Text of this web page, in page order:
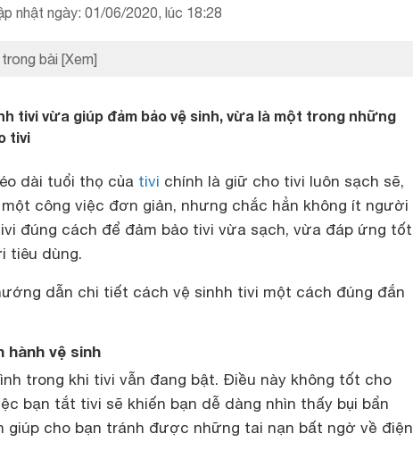
nhật ngày: 01/06/2020, lúc 18:28
bài [Xem]
tivi vừa giúp đảm bảo vệ sinh, vừa là một trong những
tivi
dài tuổi thọ của tivi chính là giữ cho tivi luôn sạch sẽ,
một công việc đơn giản, nhưng chắc hẳn không ít người
đúng cách để đảm bảo tivi vừa sạch, vừa đáp ứng tốt
tiêu dùng.
dẫn chi tiết cách vệ sinhh tivi một cách đúng đắn
vệ sinh
trong khi tivi vẫn đang bật. Điều này không tốt cho
bạn tắt tivi sẽ khiến bạn dễ dàng nhìn thấy bụi bẩn
giúp cho bạn tránh được những tai nạn bất ngờ về điện